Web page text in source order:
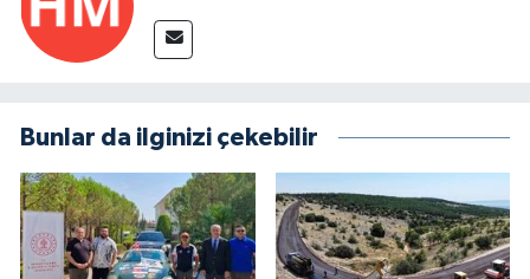
Bunlar da ilginizi çekebilir